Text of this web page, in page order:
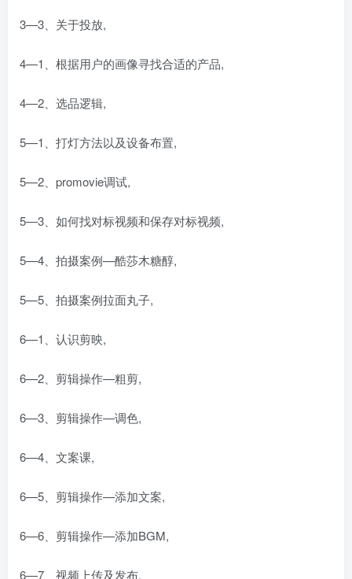
3—3、关于投放,
4—1、根据用户的画像寻找合适的产品,
4—2、选品逻辑,
5—1、打灯方法以及设备布置,
5—2、promovie调试,
5—3、如何找对标视频和保存对标视频,
5—4、拍摄案例—酷莎木糖醇,
5—5、拍摄案例拉面丸子,
6—1、认识剪映,
6—2、剪辑操作—粗剪,
6—3、剪辑操作—调色,
6—4、文案课,
6—5、剪辑操作—添加文案,
6—6、剪辑操作—添加BGM,
6—7、视频上传及发布,